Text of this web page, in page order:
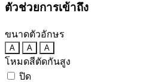
ตัวช่วยการเข้าถึง
ขนาดตัวอักษร
A A A
โหมดสีตัดกันสูง
ปิด